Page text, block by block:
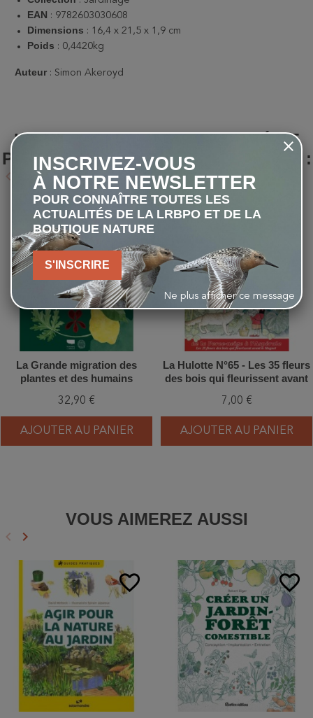
EAN : 9782603030608
Dimensions : 16,4 x 21,5 x 1,9 cm
Poids : 0,4420kg
Auteur : Simon Akeroyd
LES CLIENTS QUI ONT ACHETÉ CE
PRODUIT ONT ÉGALEMENT ACHETÉ :
Précédent
keyboard_arrow_left Suivant
favorite_border
La Grande migration des
plantes et des humains
32,90 €
AJOUTER AU PANIER
La Hulotte N°65 - Les 35 fleurs
des bois qui fleurissent avant
7,00 €
AJOUTER AU PANIER
VOUS AIMEREZ AUSSI
Précédent
keyboard_arrow_left Suivant
keyboard_arrow_right
favorite_border favorite_border
INSCRIVEZ-VOUS
À NOTRE NEWSLETTER
POUR CONNAÎTRE TOUTES LES
ACTUALITÉS DE LA LRBPO ET DE LA
BOUTIQUE NATURE
S'INSCRIRE
Ne plus afficher ce message